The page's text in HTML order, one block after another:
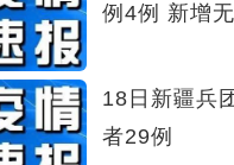
例4例 新增
18日新疆兵
者29例
初秋喀拉峻草原